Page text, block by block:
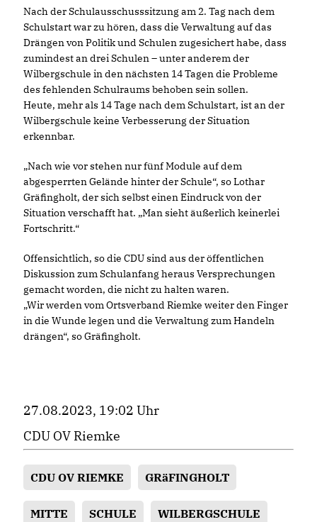
Nach der Schulausschusssitzung am 2. Tag nach dem
Schulstart war zu hören, dass die Verwaltung auf das
Drängen von Politik und Schulen zugesichert habe, dass
zumindest an drei Schulen – unter anderem der
Wilbergschule in den nächsten 14 Tagen die Probleme
des fehlenden Schulraums behoben sein sollen.
Heute, mehr als 14 Tage nach dem Schulstart, ist an der
Wilbergschule keine Verbesserung der Situation
erkennbar.
Nach wie vor stehen nur fünf Module auf dem
abgesperrten Gelände hinter der Schule“, so Lothar
Gräfingholt, der sich selbst einen Eindruck von der
Situation verschafft hat. „Man sieht äußerlich keinerlei
Fortschritt.“
Offensichtlich, so die CDU sind aus der öffentlichen
Diskussion zum Schulanfang heraus Versprechungen
gemacht worden, die nicht zu halten waren.
Wir werden vom Ortsverband Riemke weiter den Finger
in die Wunde legen und die Verwaltung zum Handeln
drängen“, so Gräfingholt.
27.08.2023, 19:02 Uhr
CDU OV Riemke
CDU OV RIEMKE GRäFINGHOLT
MITTE SCHULE WILBERGSCHULE